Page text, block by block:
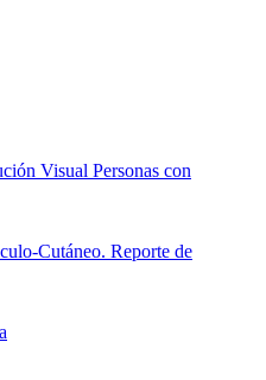
Visual Personas con
Cutáneo. Reporte de